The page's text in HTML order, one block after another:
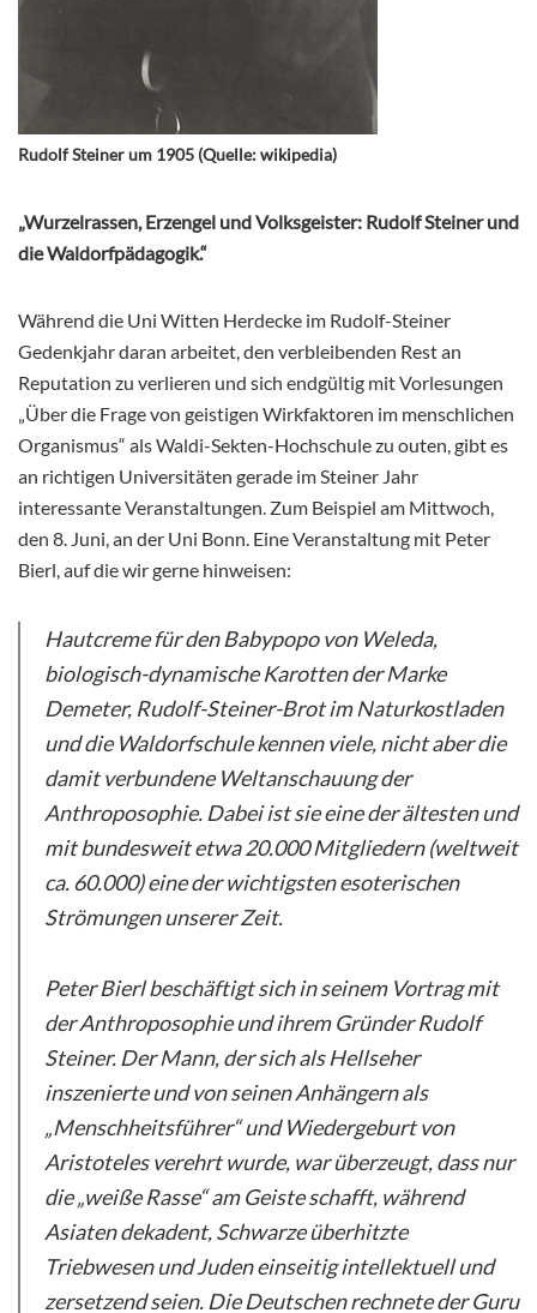
Rudolf Steiner um 1905 (Quelle: wikipedia)
„Wurzelrassen, Erzengel und Volksgeister: Rudolf Steiner und
die Waldorfpädagogik.“
Während die Uni Witten Herdecke im Rudolf-Steiner
Gedenkjahr daran arbeitet, den verbleibenden Rest an
Reputation zu verlieren und sich endgültig mit Vorlesungen
„Über die Frage von geistigen Wirkfaktoren im menschlichen
Organismus“ als Waldi-Sekten-Hochschule zu outen, gibt es
an richtigen Universitäten gerade im Steiner Jahr
interessante Veranstaltungen. Zum Beispiel am Mittwoch,
den 8. Juni, an der Uni Bonn. Eine Veranstaltung mit Peter
Bierl, auf die wir gerne hinweisen:
Hautcreme für den Babypopo von Weleda,
biologisch-dynamische Karotten der Marke
Demeter, Rudolf-Steiner-Brot im Naturkostladen
und die Waldorfschule kennen viele, nicht aber die
damit verbundene Weltanschauung der
Anthroposophie. Dabei ist sie eine der ältesten und
mit bundesweit etwa 20.000 Mitgliedern (weltweit
ca. 60.000) eine der wichtigsten esoterischen
Strömungen unserer Zeit.
Peter Bierl beschäftigt sich in seinem Vortrag mit
der Anthroposophie und ihrem Gründer Rudolf
Steiner. Der Mann, der sich als Hellseher
inszenierte und von seinen Anhängern als
„Menschheitsführer“ und Wiedergeburt von
Aristoteles verehrt wurde, war überzeugt, dass nur
die „weiße Rasse“ am Geiste schafft, während
Asiaten dekadent, Schwarze überhitzte
Triebwesen und Juden einseitig intellektuell und
zersetzend seien. Die Deutschen rechnete der Guru